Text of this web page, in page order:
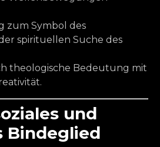
zum Symbol des
spirituellen Suche des
theologische Bedeutung mit
und
Bindeglied